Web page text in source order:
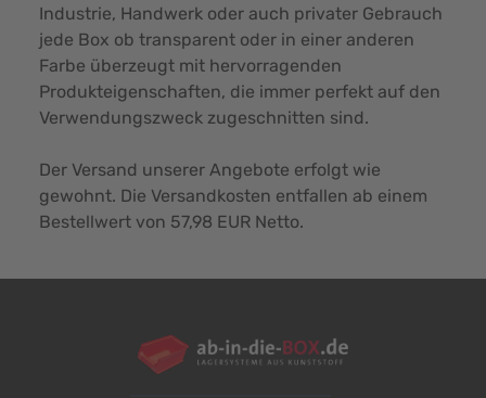
Industrie, Handwerk oder auch privater Gebrauch
jede Box ob transparent oder in einer anderen
Farbe überzeugt mit hervorragenden
Produkteigenschaften, die immer perfekt auf den
Verwendungszweck zugeschnitten sind.
Der Versand unserer Angebote erfolgt wie
gewohnt. Die Versandkosten entfallen ab einem
Bestellwert von 57,98 EUR Netto.